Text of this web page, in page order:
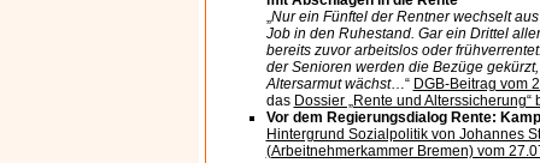
„Nur ein Fünftel der Rentner wechselt
Job in den Ruhestand. Gar ein Drittel
bereits zuvor arbeitslos oder
der Senioren werden die Bezüge
Altersarmut wächst…“ DGB-Beitrag vom
das Dossier „Rente und Alterssicherung“
Vor dem Regierungsdialog Rente:
Hintergrund Sozialpolitik von Johannes
(Arbeitnehmerkammer Bremen) vom